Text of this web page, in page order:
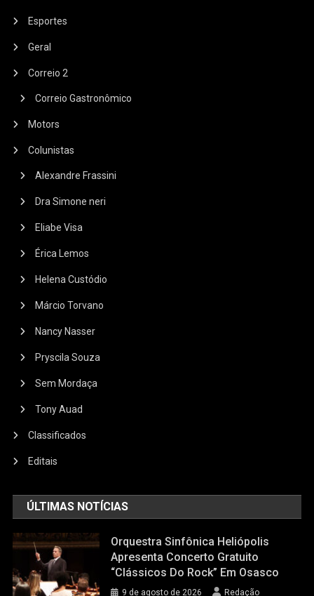
Esportes
Geral
Correio 2
Correio Gastronômico
Motors
Colunistas
Alexandre Frassini
Dra Simone neri
Eliabe Visa
Érica Lemos
Helena Custódio
Márcio Torvano
Nancy Nasser
Pryscila Souza
Sem Mordaça
Tony Auad
Classificados
Editais
ÚLTIMAS NOTÍCIAS
Orquestra Sinfônica Heliópolis
Apresenta Concerto Gratuito
“Clássicos Do Rock” Em Osasco
9 de agosto de 2026 Redação